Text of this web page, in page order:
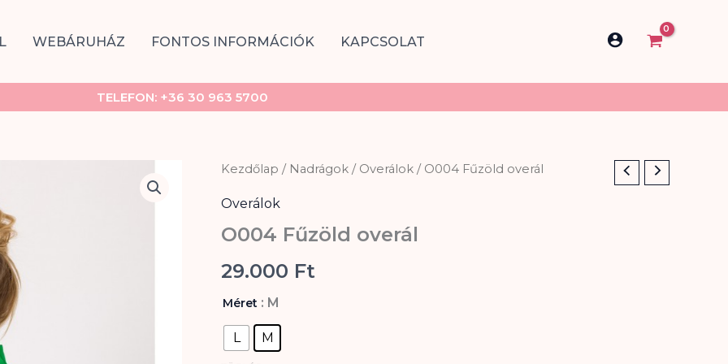
WEBÁRUHÁZ FONTOS INFORMÁCIÓK KAPCSOLAT
TELEFON: +36 30 963 5700
Kezdőlap / Nadrágok / Overálok / O004 Fűzöld overál
Overálok
O004 Fűzöld overál
29.000 Ft
Méret : M
L M
O004
overál